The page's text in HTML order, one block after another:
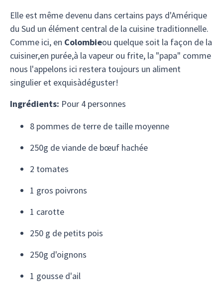
Elle est même devenu dans certains pays d'Amérique
du Sud un élément central de la cuisine traditionnelle.
Comme ici, en Colombieou quelque soit la façon de la
cuisiner,en purée,à la vapeur ou frite, la "papa" comme
nous l'appelons ici restera toujours un aliment
singulier et exquisàdéguster!
Ingrédients: Pour 4 personnes
8 pommes de terre de taille moyenne
250g de viande de bœuf hachée
2 tomates
1 gros poivrons
1 carotte
250 g de petits pois
250g d'oignons
1 gousse d'ail